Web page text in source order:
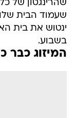
שהרינגטון של
ינטוש את בית
בשבוע.
המיזוג כבר